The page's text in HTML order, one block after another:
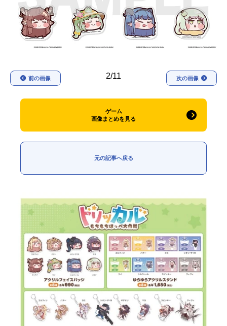
今期アニメ曜日別一覧
春アニメ 夏アニメ
男性声優/女性声優一覧
2/11
前の画像 次の画像
ゲーム
画像まとめを見る
元の記事へ戻る